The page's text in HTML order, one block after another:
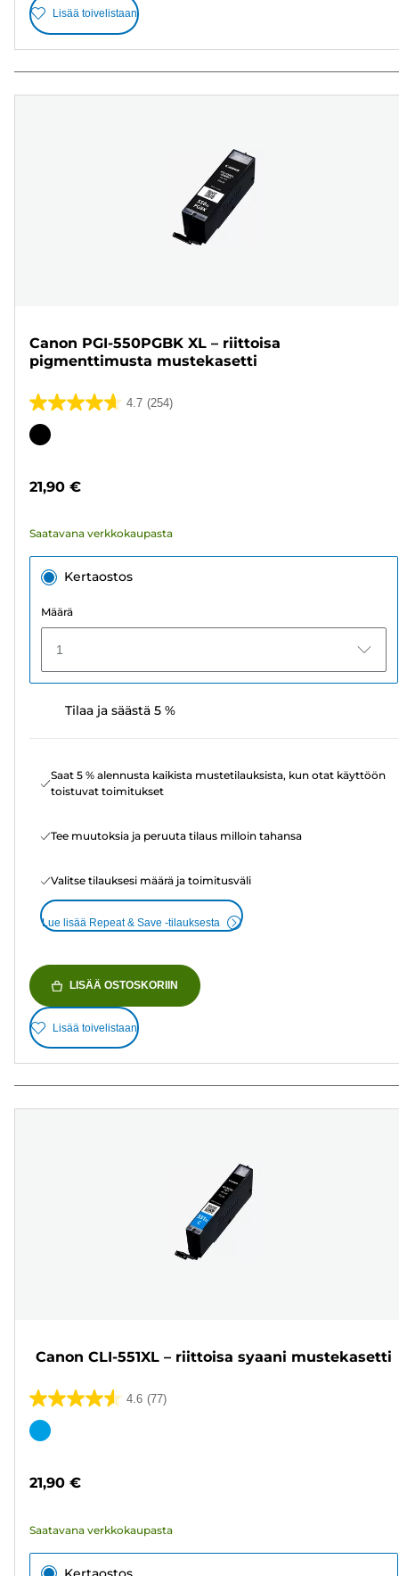
Lisää toivelistaan
Canon PGI-550PGBK XL – riittoisa
pigmenttimusta mustekasetti
4.7 (254)
4.7/5
tähteä.
Värikasetti
21,90 €
Saatavana verkkokaupasta
Kertaostos
Määrä
1
Tilaa ja säästä 5 %
Saat 5 % alennusta kaikista mustetilauksista, kun otat käyttöön
toistuvat toimitukset
Tee muutoksia ja peruuta tilaus milloin tahansa
Valitse tilauksesi määrä ja toimitusväli
Lue lisää Repeat & Save -tilauksesta
LISÄÄ OSTOSKORIIN
Lisää toivelistaan
Canon CLI-551XL – riittoisa syaani mustekasetti
4.6 (77)
4.6/5
tähteä.
Värikasetti
21,90 €
Saatavana verkkokaupasta